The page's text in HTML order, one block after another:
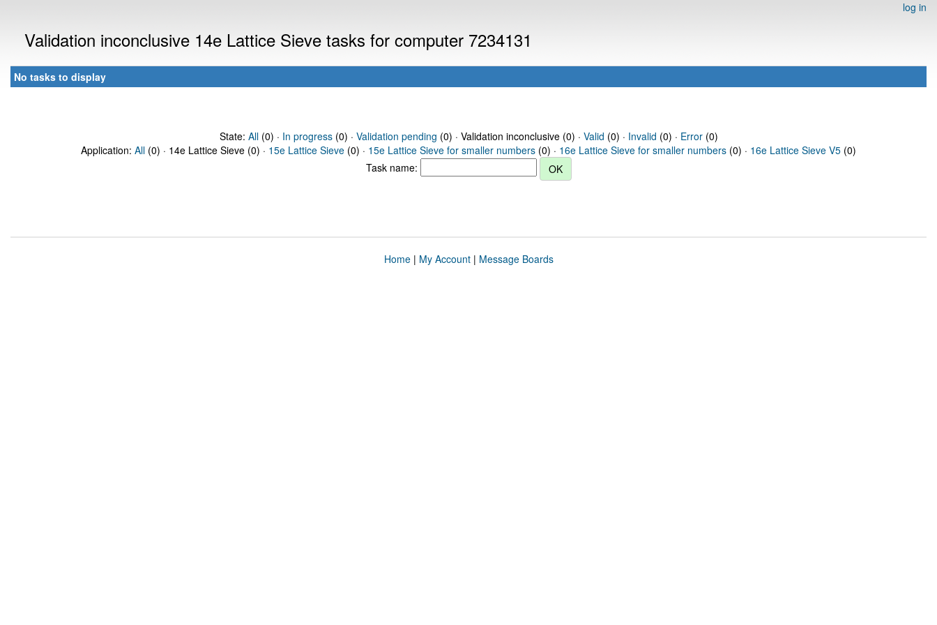
log in
Validation inconclusive 14e Lattice Sieve tasks for computer 7234131
No tasks to display
State: All(0) · In progress(0) · Validation pending (0) · Validation inconclusive (0) · Valid (0) · Invalid (0) · Error(0)
Application: All (0) · 14e Lattice Sieve (0) · 15e Lattice Sieve (0) · 15e Lattice Sieve for smaller numbers (0) · 16e Lattice Sieve for smaller numbers (0) · 16e Lattice Sieve V5 (0)
Task name:
Home| My Account| Message Boards